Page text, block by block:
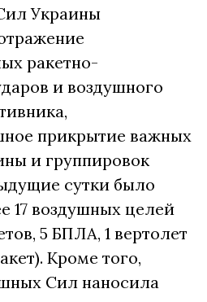
Украины
ракетно-
и воздушного
прикрытие важных
и группировок
сутки было
17 воздушных целей
5 БПЛА, 1 вертолет
Кроме того,
Сил наносила